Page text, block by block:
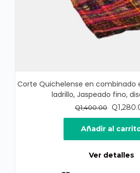
Corte Quichelense en combinado
ladrillo, Jaspeado fino,
Q1,400.00
El
precio
original
era:
Q
Añadir al
Ver detalles